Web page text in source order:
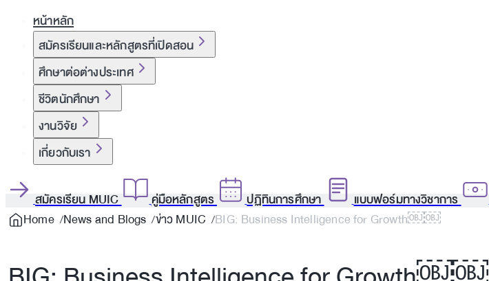
หน้าหลัก
สมัครเรียนและหลักสูตรที่เปิดสอน
ศึกษาต่อต่างประเทศ
ชีวิตนักศึกษา
งานวิจัย
เกี่ยวกับเรา
สมัครเรียน MUIC คู่มือหลักสูตร ปฏิทินการศึกษา แบบฟอร์มทางวิชาการ
Home News and Blogs ข่าว MUIC BIG: Business Intelligence for Growth￼￼